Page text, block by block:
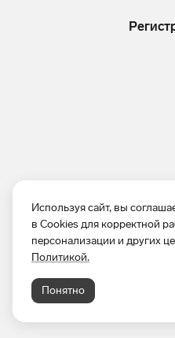
Используя сайт, вы
в Cookies для корректной
персонализации и других
Политикой.
Понятно